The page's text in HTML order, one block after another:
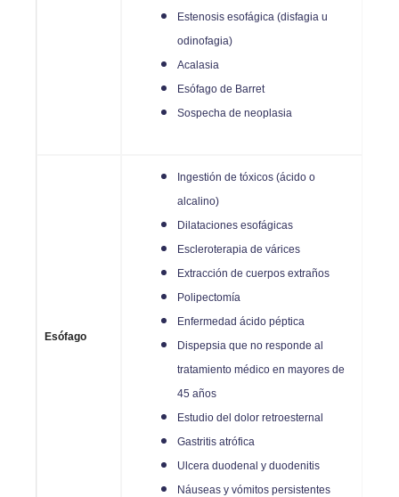
Estenosis esofágica (disfagia u
odinofagia)
Acalasia
Esófago de Barret
Sospecha de neoplasia
Esófago
Ingestión de tóxicos (ácido o
alcalino)
Dilataciones esofágicas
Escleroterapia de várices
Extracción de cuerpos extraños
Polipectomía
Enfermedad ácido péptica
Dispepsia que no responde al
tratamiento médico en mayores de
45 años
Estudio del dolor retroesternal
Gastritis atrófica
Ulcera duodenal y duodenitis
Náuseas y vómitos persistentes